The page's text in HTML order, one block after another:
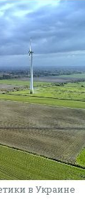
в Украине